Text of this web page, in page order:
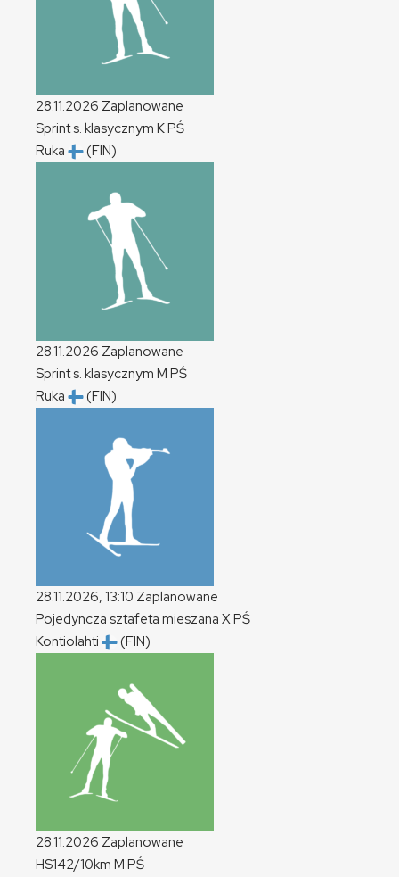
28.11.2026 Zaplanowane
Sprint s. klasycznym KPŚ
Ruka
(FIN)
28.11.2026 Zaplanowane
Sprint s. klasycznym M PŚ
Ruka
(FIN)
28.11.2026, 13:10 Zaplanowane
Pojedyncza sztafeta mieszana XPŚ
Kontiolahti
(FIN)
28.11.2026 Zaplanowane
HS142/10km M PŚ